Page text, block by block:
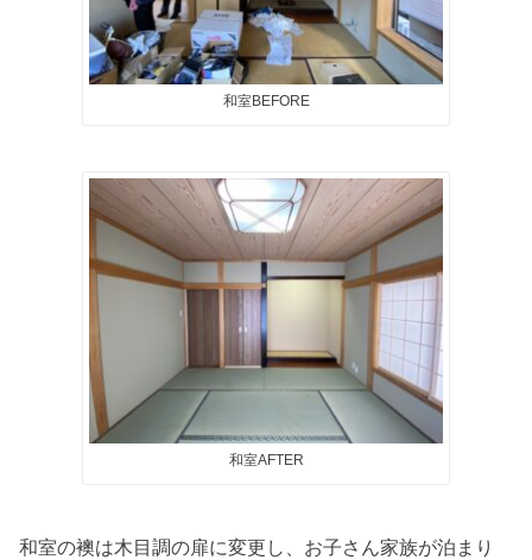
和室BEFORE
和室AFTER
和室の襖は木目調の扉に変更し、お子さん家族が泊まり